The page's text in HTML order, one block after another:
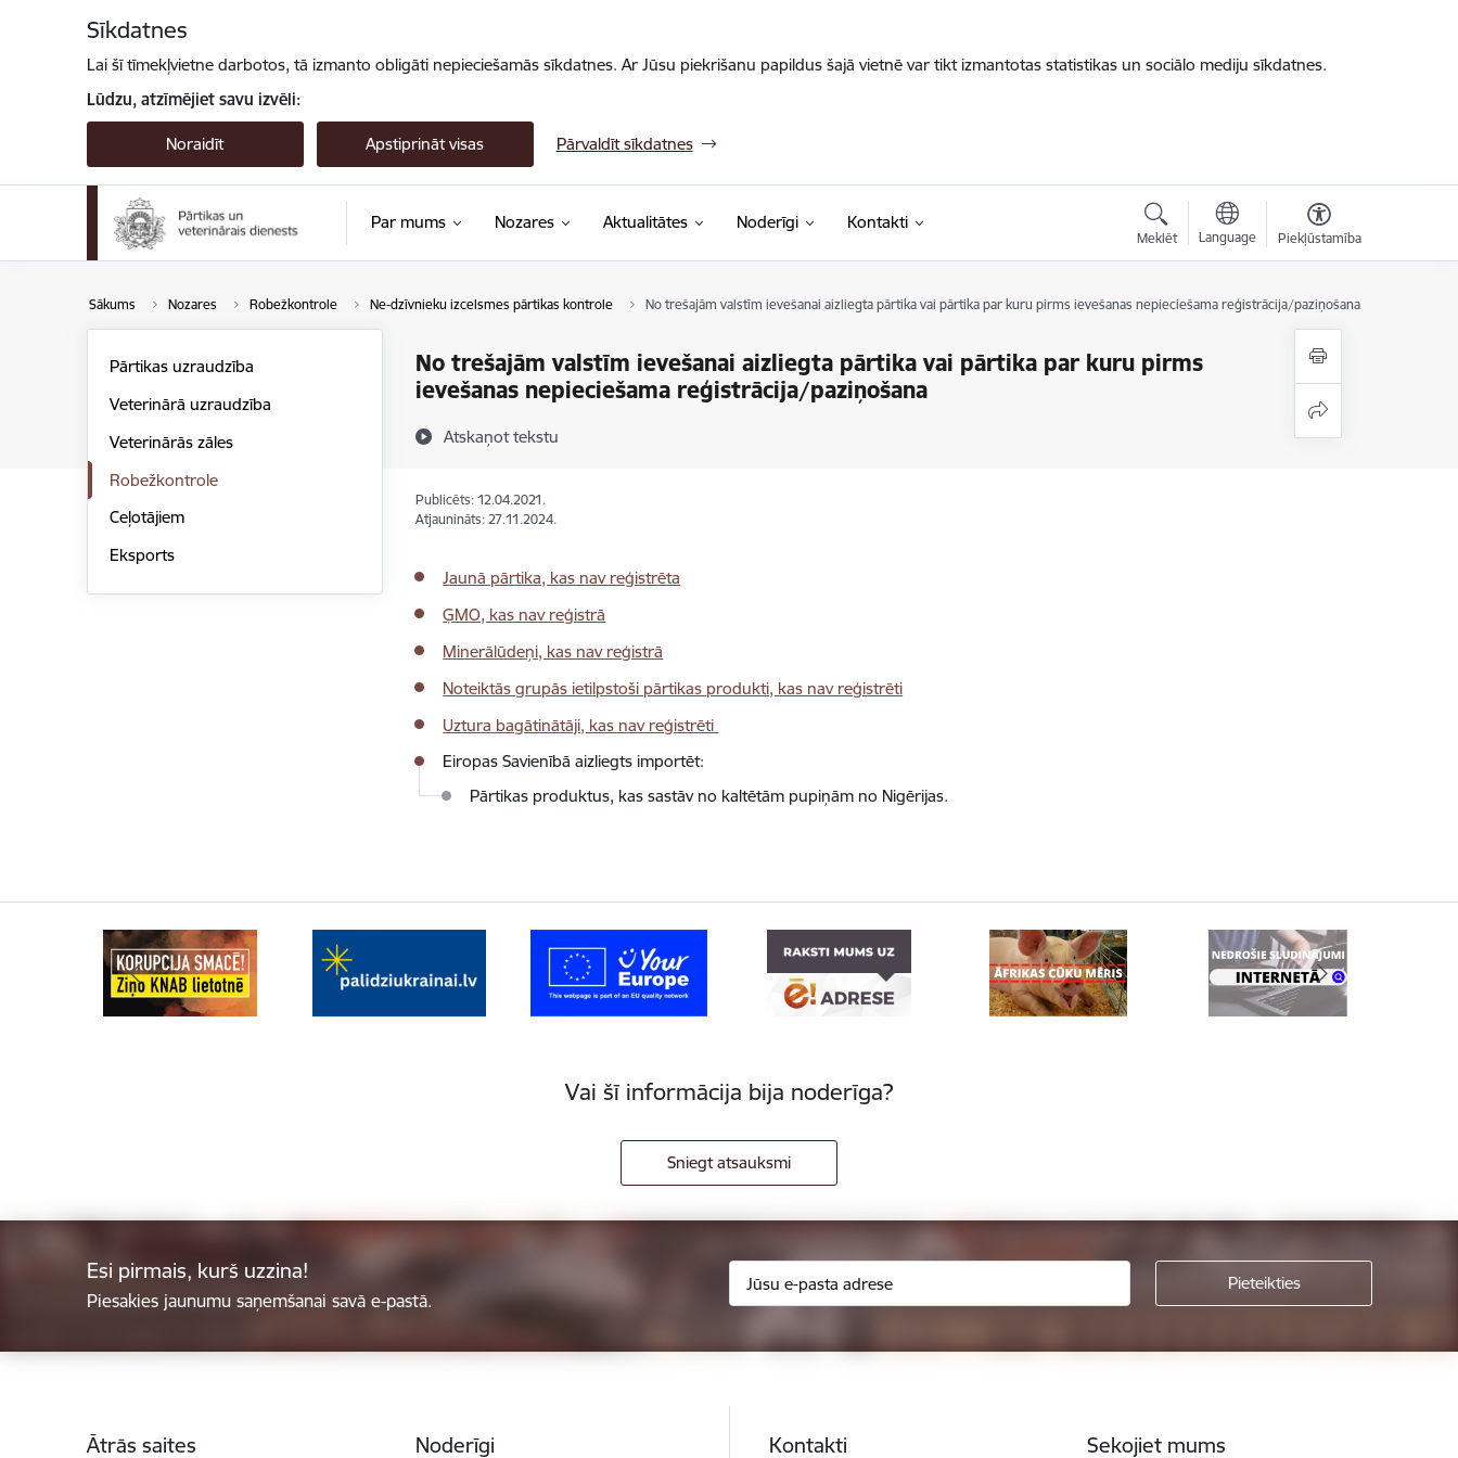
Sīkdatnes
Lai šī tīmekļvietne darbotos, tā izmanto obligāti nepieciešamās sīkdatnes. Ar Jūsu piekrišanu papildus šajā vietnē var tikt izmantotas statistikas un sociālo mediju sīkdatnes.
Lūdzu, atzīmējiet savu izvēli:
Noraidīt Apstiprināt visas Pārvaldīt sīkdatnes
Par mums Nozares Aktualitātes Noderīgi Kontakti
Meklēt Language Piekļūstamība
Sākums Nozares Robežkontrole Ne-dzīvnieku izcelsmes pārtikas kontrole No trešajām valstīm ievešanai aizliegta pārtika vai pārtika par kuru pirms ievešanas nepieciešama reģistrācija/paziņošana
No trešajām valstīm ievešanai aizliegta pārtika vai pārtika par kuru pirms
ievešanas nepieciešama reģistrācija/paziņošana
Atskaņot tekstu
Pārtikas uzraudzība
Veterinārā uzraudzība
Veterinārās zāles
Robežkontrole
Ceļotājiem
Eksports
Publicēts: 12.04.2021.
Atjaunināts: 27.11.2024.
Jaunā pārtika, kas nav reģistrēta
ĢMO, kas nav reģistrā
Minerālūdeņi, kas nav reģistrā
Noteiktās grupās ietilpstoši pārtikas produkti, kas nav reģistrēti
Uztura bagātinātāji, kas nav reģistrēti
Eiropas Savienībā aizliegts importēt:
Pārtikas produktus, kas sastāv no kaltētām pupiņām no Nigērijas.
Vai šī informācija bija noderīga?
Sniegt atsauksmi
Esi pirmais, kurš uzzina!
Piesakies jaunumu saņemšanai savā e-pastā.
Ātrās saites Noderīgi Kontakti Sekojiet mums